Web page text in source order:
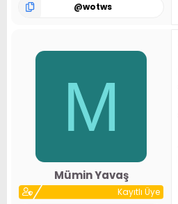
@wotws
M
Mümin Yavaş
Kayıtlı Üye